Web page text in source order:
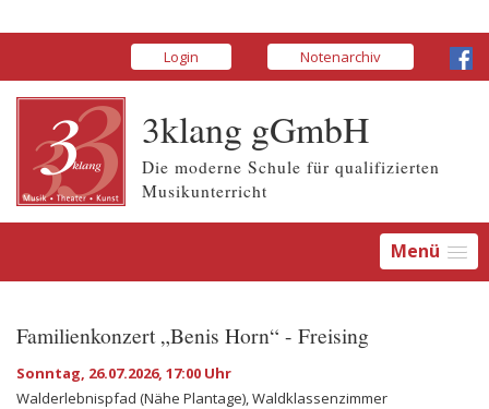
Login Notenarchiv
3klang gGmbH
Die moderne Schule für qualifizierten
Musikunterricht
Menü
Familienkonzert „Benis Horn“ - Freising
Sonntag, 26.07.2026, 17:00 Uhr
Walderlebnispfad (Nähe Plantage), Waldklassenzimmer